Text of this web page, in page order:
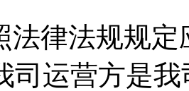
法律法规规
司运营方是